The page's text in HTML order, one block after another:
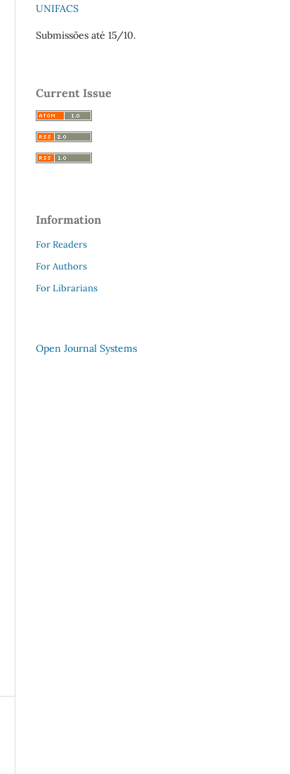
UNIFACS
Submissões até 15/10.
Current Issue
Information
For Readers
For Authors
For Librarians
Open Journal Systems